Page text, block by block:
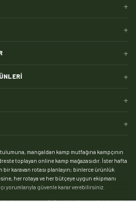
+
+
+
+
+
+
mangaldan kamp mutfağına kampçının
toplayan online kamp mağazasıdır. İster hafta
bir karavan rotası planlayın; binlerce ürünlük
her rotaya ve her bütçeye uygun ekipmanı
yorumlarıyla güvenle karar verebilirsiniz.